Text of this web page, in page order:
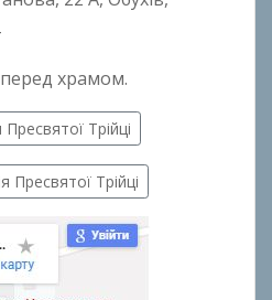
храмом.
Трійці
Пресвятої Трійці